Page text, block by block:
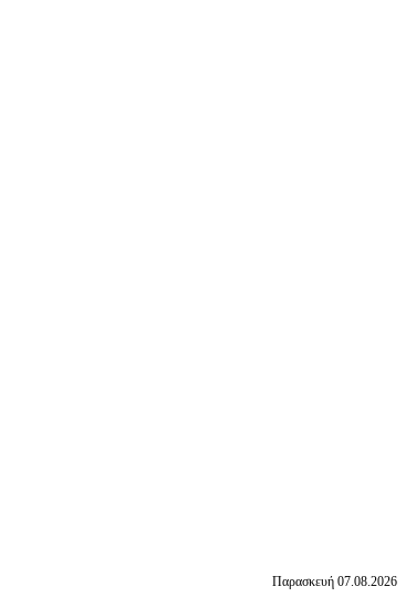
Παρασκευή 07.08.2026